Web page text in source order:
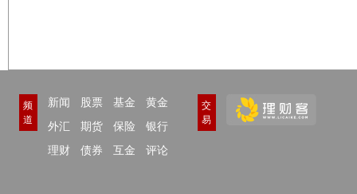
频
道
新闻 股票 基金
黄金
外汇
期货 保险
银行
理财
债券 互金 评论
交
易